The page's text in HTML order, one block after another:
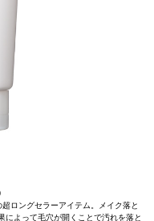
ロングセラーアイテム。メイク落と
によって毛穴が開くことで汚れを落と